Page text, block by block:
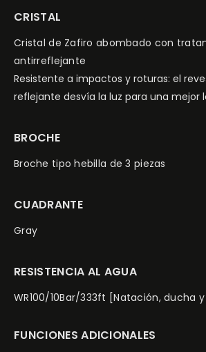
CRISTAL
Cristal de Zafiro abombado con
antirreflejante
Resistente a impactos y roturas: el
reflejante desvía la luz para una mejor
BROCHE
Broche tipo hebilla de 3 piezas
CUADRANTE
Gray
RESISTENCIA AL AGUA
WR100/10Bar/333ft [Natación, ducha
FUNCIONES ADICIONALES